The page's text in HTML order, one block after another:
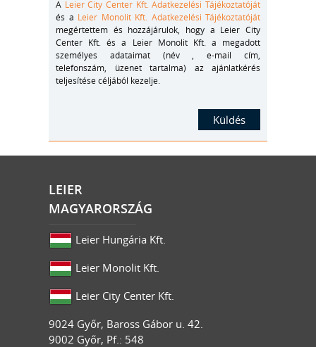
A Leier City Center Kft. Adatkezelési Tájékoztatóját
és a Leier Monolit Kft. Adatkezelési Tájékoztatóját
megértettem és hozzájárulok, hogy a Leier City
Center Kft. és a Leier Monolit Kft. a megadott
személyes adataimat (név , e-mail cím,
telefonszám, üzenet tartalma) az ajánlatkérés
teljesítése céljából kezelje.
LEIER
MAGYARORSZÁG
Leier Hungária Kft.
Leier Monolit Kft.
Leier City Center Kft.
9024 Győr, Baross Gábor u. 42.
9002 Győr, Pf.: 548